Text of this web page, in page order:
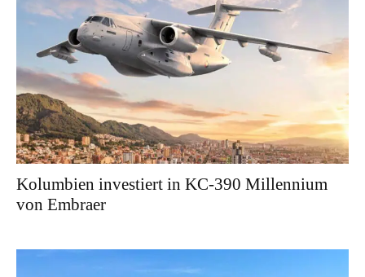
Kolumbien investiert in KC-390 Millennium
von Embraer